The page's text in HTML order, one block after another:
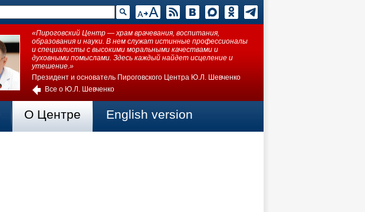
«Пироговский Центр — храм врачевания, воспитания,
образования и науки. В нем служат истинные профессионалы
и специалисты с высокими моральными качествами и
духовными помыслами. Здесь каждый найдет исцеление и
утешение.»
Президент и основатель Пироговского Центра Ю.Л. Шевченко
Все о Ю.Л. Шевченко
О Центре English version